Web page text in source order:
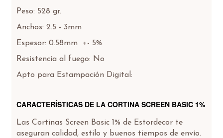
Peso: 528 gr.
Anchos: 2.5 - 3mm
Espesor: 0.58mm +- 5%
Resistencia al fuego: No
Apto para Estampación Digital:
CARACTERÍSTICAS DE LA CORTINA SCREEN BASIC 1%
Las Cortinas Screen Basic 1% de Estordecor te
aseguran calidad, estilo y buenos tiempos de envío.